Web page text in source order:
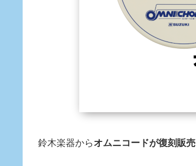
鈴木楽器から オムニコードが復刻販売